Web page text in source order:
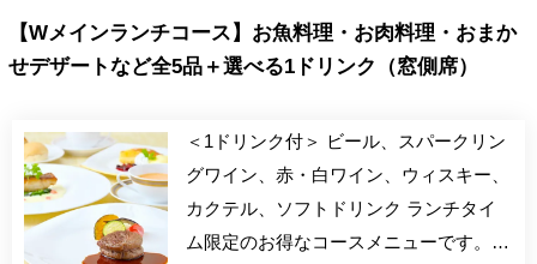
【Wメインランチコース】お魚料理・お肉料理・おまか
せデザートなど全5品＋選べる1ドリンク（窓側席）
＜1ドリンク付＞ ビール、スパークリン
グワイン、赤・白ワイン、ウィスキー、
カクテル、ソフトドリンク ランチタイ
ム限定のお得なコースメニューです。